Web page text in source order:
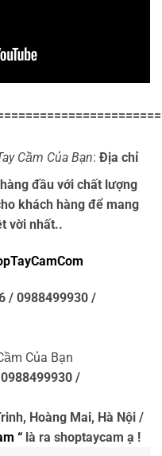
Cầm Của Bạn: Địa chỉ
đầu với chất lượng
khách hàng để mang
vời nhất..
/ 0988499930 /
Của Bạn
/
Hoàng Mai, Hà Nội /
“ là ra shoptaycam ạ !